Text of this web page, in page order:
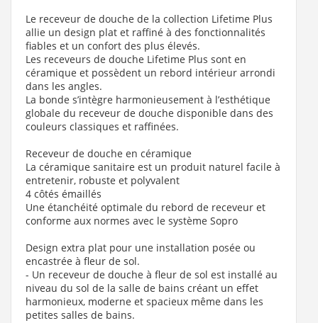
Le receveur de douche de la collection Lifetime Plus
allie un design plat et raffiné à des fonctionnalités
fiables et un confort des plus élevés.
Les receveurs de douche Lifetime Plus sont en
céramique et possèdent un rebord intérieur arrondi
dans les angles.
La bonde s’intègre harmonieusement à l’esthétique
globale du receveur de douche disponible dans des
couleurs classiques et raffinées.
Receveur de douche en céramique
La céramique sanitaire est un produit naturel facile à
entretenir, robuste et polyvalent
4 côtés émaillés
Une étanchéité optimale du rebord de receveur et
conforme aux normes avec le système Sopro
Design extra plat pour une installation posée ou
encastrée à fleur de sol.
- Un receveur de douche à fleur de sol est installé au
niveau du sol de la salle de bains créant un effet
harmonieux, moderne et spacieux même dans les
petites salles de bains.